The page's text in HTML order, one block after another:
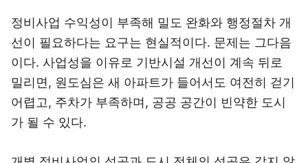
정비사업 수익성이 부족해 밀도 완화와 행정절차 개
선이 필요하다는 요구는 현실적이다. 문제는 그다음
이다. 사업성을 이유로 기반시설 개선이 계속 뒤로
밀리면, 원도심은 새 아파트가 들어서도 여전히 걷기
어렵고, 주차가 부족하며, 공공 공간이 빈약한 도시
가 될 수 있다.